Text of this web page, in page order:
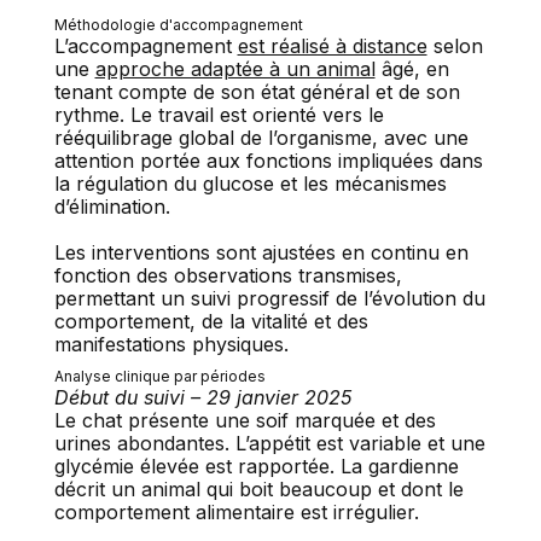
Méthodologie d'accompagnement
L’accompagnement est réalisé à distance selon
une approche adaptée à un animalâgé, en
tenant compte de son état général et de son
rythme. Le travail est orienté vers le
rééquilibrage global de l’organisme, avec une
attention portée aux fonctions impliquées dans
la régulation du glucose et les mécanismes
d’élimination.
Les interventions sont ajustées en continu en
fonction des observations transmises,
permettant un suivi progressif de l’évolution du
comportement, de la vitalité et des
manifestations physiques.
Analyse clinique par périodes
Début du suivi – 29 janvier 2025
Le chat présente une soif marquée et des
urines abondantes. L’appétit est variable et une
glycémie élevée est rapportée. La gardienne
décrit un animal qui boit beaucoup et dont le
comportement alimentaire est irrégulier.